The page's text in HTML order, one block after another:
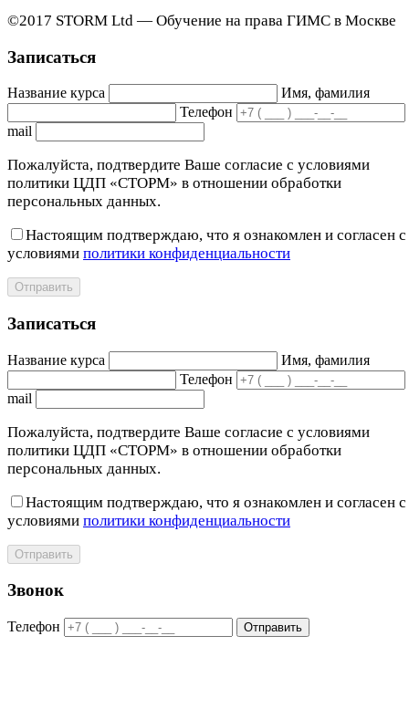
©2017 STORM Ltd — Обучение на права ГИМС в Москве
Записаться
Название курса
Имя, фамилия
Телефон
mail
Пожалуйста, подтвердите Ваше согласие с условиями
политики ЦДП «СТОРМ» в отношении обработки
персональных данных.
Настоящим подтверждаю, что я ознакомлен и согласен с
условиями политики конфиденциальности
Отправить
Записаться
Название курса
Имя, фамилия
Телефон
mail
Пожалуйста, подтвердите Ваше согласие с условиями
политики ЦДП «СТОРМ» в отношении обработки
персональных данных.
Настоящим подтверждаю, что я ознакомлен и согласен с
условиями политики конфиденциальности
Отправить
Звонок
Телефон Отправить